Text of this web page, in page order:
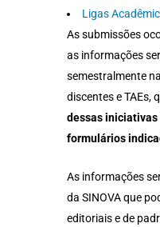
Ligas
As submissões
as informações
semestralmente
discentes e TAEs,
dessas iniciativas
formulários
As informações
da SINOVA que
editoriais e de